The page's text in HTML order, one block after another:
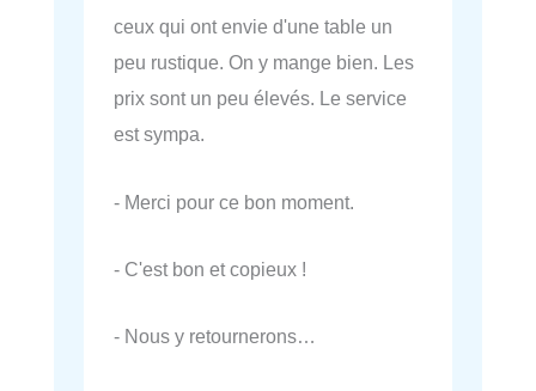
ceux qui ont envie d'une table un
peu rustique. On y mange bien. Les
prix sont un peu élevés. Le service
est sympa.
- Merci pour ce bon moment.
- C'est bon et copieux !
- Nous y retournerons…